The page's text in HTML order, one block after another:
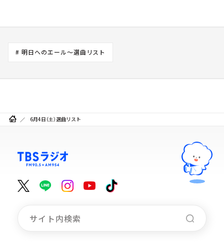
# 明日へのエール～選曲リスト
6月4日（土）選曲リスト